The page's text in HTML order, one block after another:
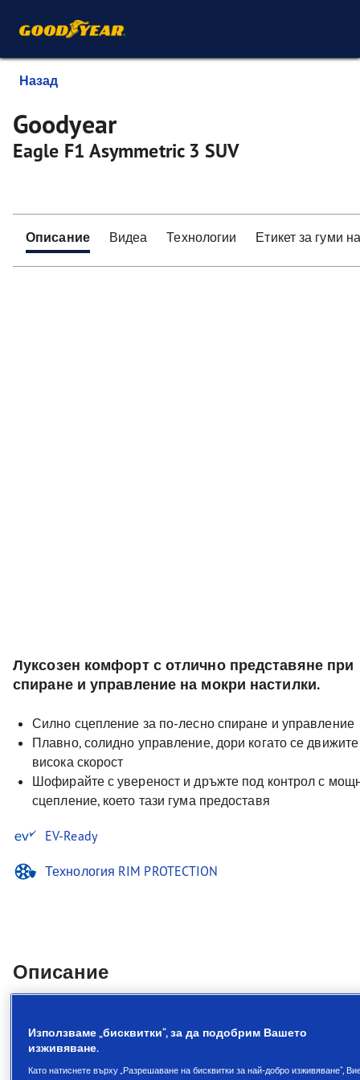
Назад
Goodyear
Eagle F1 Asymmetric 3 SUV
Описание Видеа Технологии Етикет за гуми
Луксозен комфорт с отлично представяне при
спиране и управление на мокри настилки.
Силно сцепление за по-лесно спиране и управление
Плавно, солидно управление, дори когато се
висока скорост
Шофирайте с увереност и дръжте под контрол с
сцепление, което тази гума предоставя
EV-Ready
Технология RIM PROTECTION
Описание
Луксозен комфорт с отлично
представяне при спиране и
управление на мокри
Използваме „бисквитки“, за да подобрим Вашето
изживяване.
Като натиснете върху „Разрешаване на бисквитки за най-добро изживяване“,